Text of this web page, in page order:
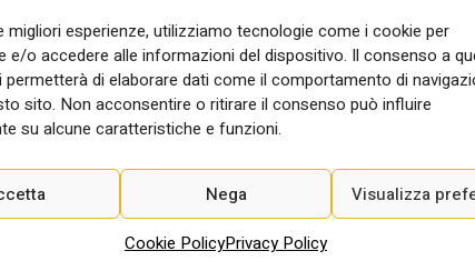
migliori esperienze, utilizziamo tecnologie come i cookie per
e/o accedere alle informazioni del dispositivo. Il consenso a
di elaborare dati come il comportamento di
sito. Non acconsentire o ritirare il consenso può influire
su alcune caratteristiche e funzioni.
Nega Visualizza
Cookie PolicyPrivacy Policy
2023, è la 23esima volta, ma il Governo persevera
non sono reali”, commenta il segretario confederale
di citare i dati dei settori che registrano i maggiori segni
Presidente Meloni, e con lei il Ministro Urso, ne traggano
altri le loro responsabilità. I numeri non hanno pregiudizi
inerte a questo disastro”.